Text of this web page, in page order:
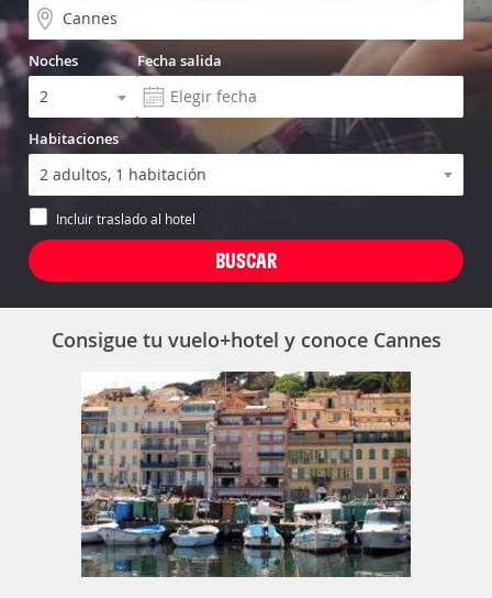
Noches Fecha salida
Habitaciones
Incluir traslado al hotel
Consigue tu vuelo+hotel y conoce Cannes